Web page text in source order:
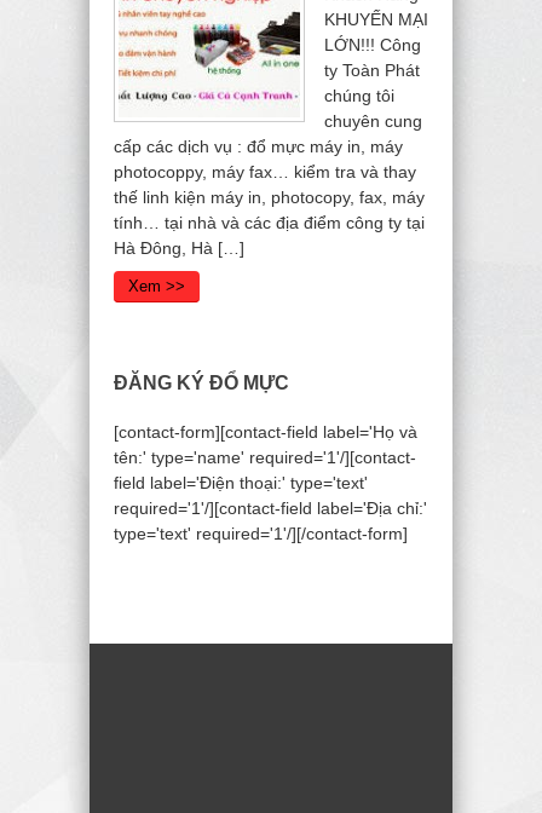
KHUYẾN MẠI
LỚN!!! Công
ty Toàn Phát
chúng tôi
chuyên cung
cấp các dịch vụ : đổ mực máy in, máy
photocoppy, máy fax… kiểm tra và thay
thế linh kiện máy in, photocopy, fax, máy
tính… tại nhà và các địa điểm công ty tại
Hà Đông, Hà […]
Xem >>
ĐĂNG KÝ ĐỔ MỰC
[contact-form][contact-field label='Họ và
tên:' type='name' required='1'/][contact-
field label='Điện thoại:' type='text'
required='1'/][contact-field label='Địa chỉ:'
type='text' required='1'/][/contact-form]